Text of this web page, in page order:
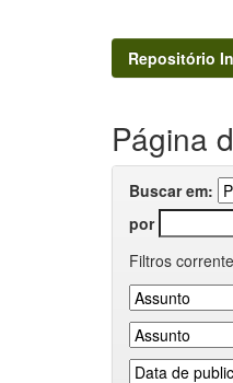
Repositório
Página
Buscar em:
por
Filtros